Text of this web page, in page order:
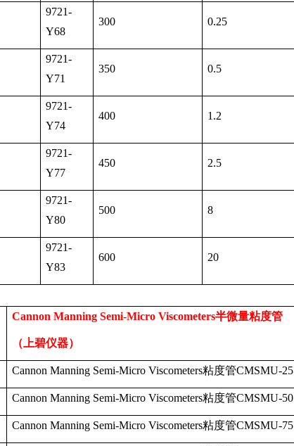
9721-
Y68
300 0.25
9721-
Y71
350 0.5
9721-
Y74
400 1.2
9721-
Y77
450 2.5
9721-
Y80
500 8
9721-
Y83
600 20
Cannon Manning Semi-Micro Viscometers半微量粘度管
（上碧仪器）
Cannon Manning Semi-Micro Viscometers粘度管CMSMU-25
Cannon Manning Semi-Micro Viscometers粘度管CMSMU-50
Cannon Manning Semi-Micro Viscometers粘度管CMSMU-75